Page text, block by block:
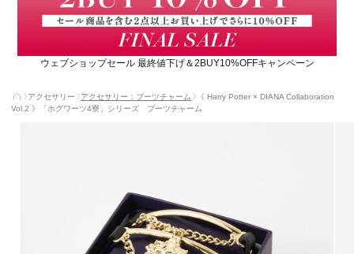
ウェブショップセール 最終値下げ＆2BUY10%OFFキャンペーン
アクセサリー アクセサリー：ブーツチャーム
《 Harry Potter × DIANA Collaboration
Vol.2 》「ホグワーツ4寮」シリーズ ブーツチャーム